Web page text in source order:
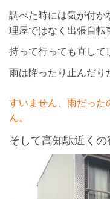
調べた時には気が付
理屋ではなく出張自転
持って行っても直して
雨は降ったり止んだり
すいません、雨だっ
ん。
そして高知駅近くの